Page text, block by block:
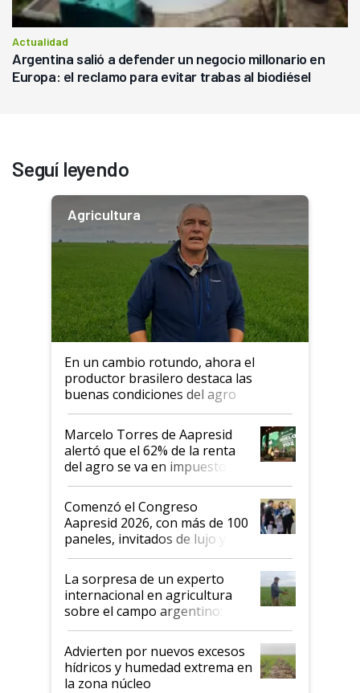
Actualidad
Argentina salió a defender un negocio millonario en
Europa: el reclamo para evitar trabas al biodiésel
Seguí leyendo
Agricultura
En un cambio rotundo, ahora el
productor brasilero destaca las
buenas condiciones del agro
argentino para invertir: "Los veo
más motivados"
Marcelo Torres de Aapresid
alertó que el 62% de la renta
del agro se va en impuestos:
"No es bueno que en
Argentina se sigan discutiendo
las mismas cosas de hace 50
años"
Comenzó el Congreso
Aapresid 2026, con más de 100
paneles, invitados de lujo y
todas las tendencias
La sorpresa de un experto
internacional en agricultura
sobre el campo argentino:
"Estoy muy impresionado"
Advierten por nuevos excesos
hídricos y humedad extrema en
la zona núcleo